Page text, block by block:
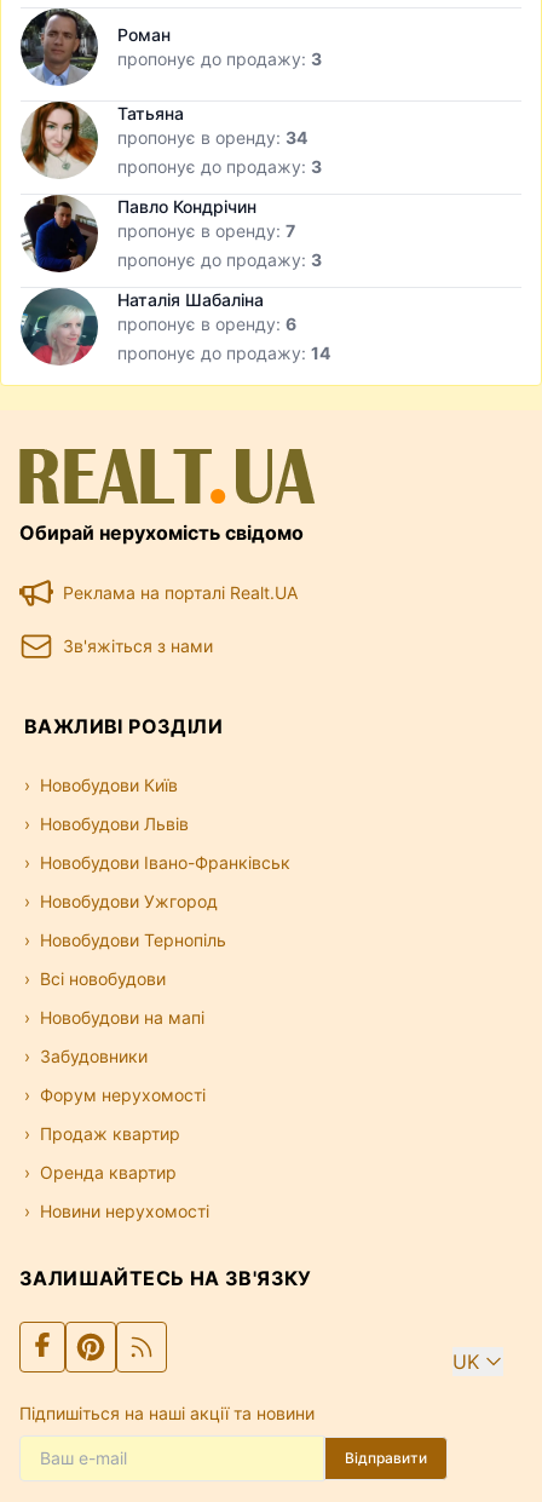
Роман
пропонує до продажу: 3
Татьяна
пропонує в оренду: 34
пропонує до продажу: 3
Павло Кондрічин
пропонує в оренду: 7
пропонує до продажу: 3
Наталія Шабаліна
пропонує в оренду: 6
пропонує до продажу: 14
Обирай нерухомість свідомо
Реклама на порталі Realt.UA
Зв'яжіться з нами
ВАЖЛИВІ РОЗДІЛИ
Новобудови Київ
Новобудови Львів
Новобудови Івано-Франківськ
Новобудови Ужгород
Новобудови Тернопіль
Всі новобудови
Новобудови на мапі
Забудовники
Форум нерухомості
Продаж квартир
Оренда квартир
Новини нерухомості
ЗАЛИШАЙТЕСЬ НА ЗВ'ЯЗКУ
UK
Підпишіться на наші акції та новини
Відправити